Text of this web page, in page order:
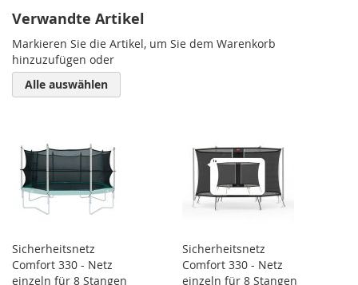
Verwandte Artikel
Markieren Sie die Artikel, um Sie dem Warenkorb
hinzuzufügen oder
Alle auswählen
Sicherheitsnetz
Comfort 330 - Netz
einzeln für 8 Stangen
Sicherheitsnetz
Comfort 330 - Netz
einzeln für 8 Stangen